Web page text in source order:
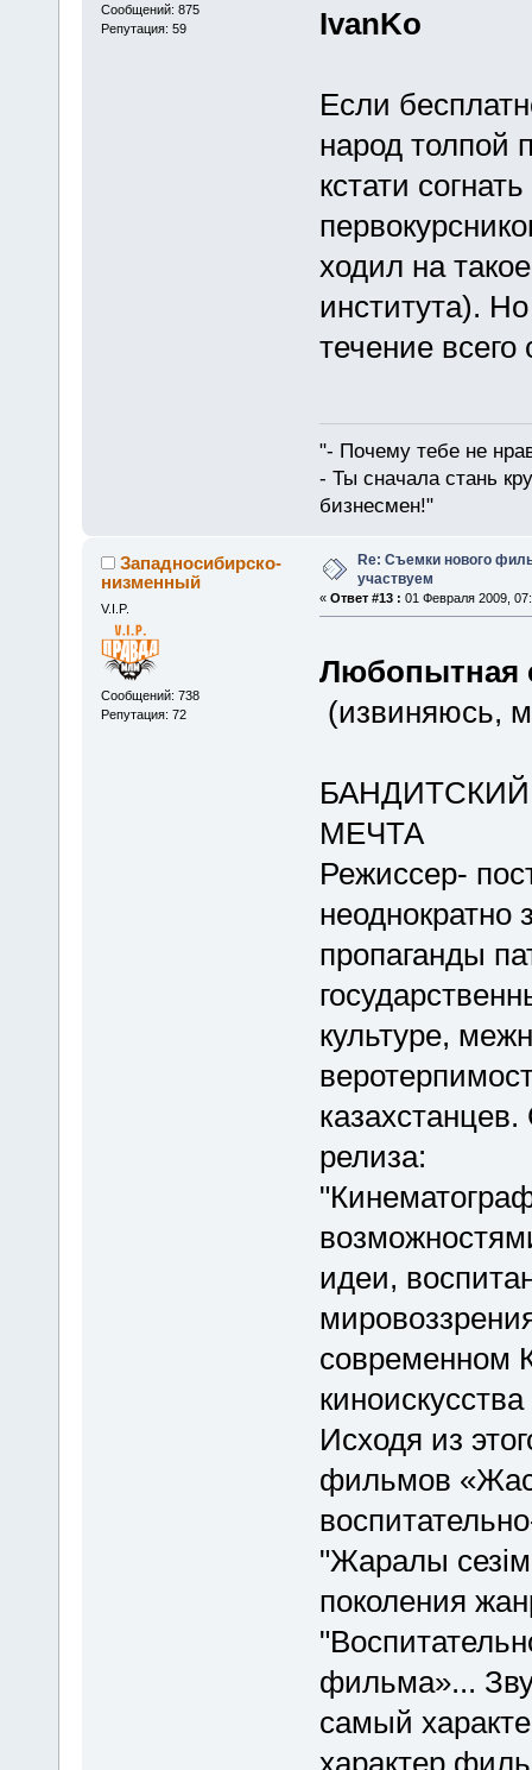
Сообщений: 875
Репутация: 59
IvanKo
Если
народ толпой
кстати
ходил на
института).
течение всего
"- Почему тебе не
- Ты сначала стань
бизнесмен!"
Западносибирско-
низменный
V.I.P.
Сообщений: 738
Репутация: 72
Re: Съемки нового
участвуем
« Ответ #13 : 01 Февраля 2009,
Любопытная
(извиняюсь,
МЕЧТА
Режиссер-
пропаганды
культуре,
релиза:
идеи,
современном
Исходя из
фильмов
"Жаралы
поколения
фильма»...
самый
характер